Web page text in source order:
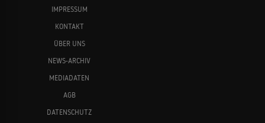
IMPRESSUM
KONTAKT
ÜBER UNS
NEWS-ARCHIV
MEDIADATEN
AGB
DATENSCHUTZ